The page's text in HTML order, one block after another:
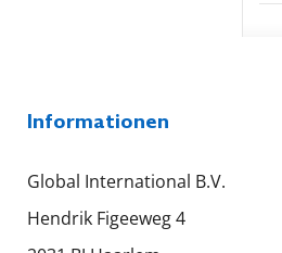
Informationen
Global International B.V.
Hendrik Figeeweg 4